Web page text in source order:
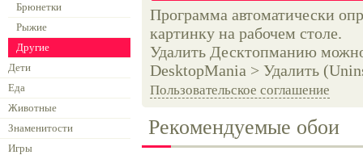
Брюнетки
Рыжие
Другие
Дети
Еда
Животные
Знаменитости
Игры
Программа автоматически
картинку на рабочем столе.
Удалить Десктопманию
DesktopMania > Удалить
Пользовательское соглашение
Рекомендуемые обои